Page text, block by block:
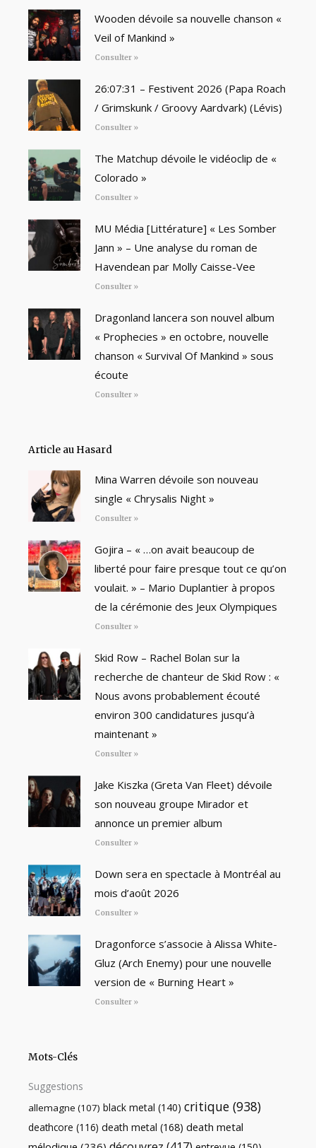
Wooden dévoile sa nouvelle chanson «
Veil of Mankind »
Consulter »
26:07:31 – Festivent 2026 (Papa Roach
/ Grimskunk / Groovy Aardvark) (Lévis)
Consulter »
The Matchup dévoile le vidéoclip de «
Colorado »
Consulter »
MU Média [Littérature] « Les Somber
Jann » – Une analyse du roman de
Havendean par Molly Caisse-Vee
Consulter »
Dragonland lancera son nouvel album
« Prophecies » en octobre, nouvelle
chanson « Survival Of Mankind » sous
écoute
Consulter »
Article au Hasard
Mina Warren dévoile son nouveau
single « Chrysalis Night »
Consulter »
Gojira – « …on avait beaucoup de
liberté pour faire presque tout ce qu’on
voulait. » – Mario Duplantier à propos
de la cérémonie des Jeux Olympiques
Consulter »
Skid Row – Rachel Bolan sur la
recherche de chanteur de Skid Row : «
Nous avons probablement écouté
environ 300 candidatures jusqu’à
maintenant »
Consulter »
Jake Kiszka (Greta Van Fleet) dévoile
son nouveau groupe Mirador et
annonce un premier album
Consulter »
Down sera en spectacle à Montréal au
mois d’août 2026
Consulter »
Dragonforce s’associe à Alissa White-
Gluz (Arch Enemy) pour une nouvelle
version de « Burning Heart »
Consulter »
Mots-Clés
Suggestions
allemagne (107) black metal (140) critique (938)
deathcore (116) death metal (168) death metal